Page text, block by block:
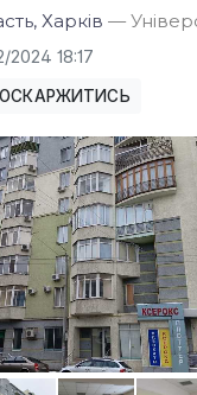
Харків —
2024 18:17